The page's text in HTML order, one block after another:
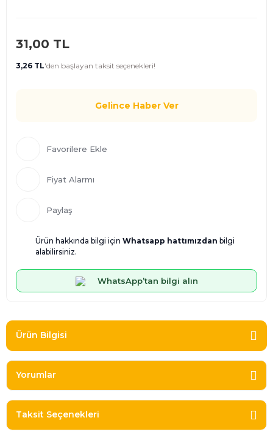
31,00 TL
3,26 TL'den başlayan taksit seçenekleri!
Gelince Haber Ver
Fiyat Alarmı
Paylaş
Ürün hakkında bilgi için Whatsapp hattımızdan bilgi
alabilirsiniz.
WhatsApp’tan bilgi alın
Ürün Bilgisi
Yorumlar
Taksit Seçenekleri